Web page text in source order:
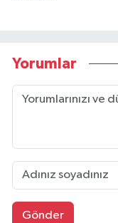
Yorumlar
Gönder